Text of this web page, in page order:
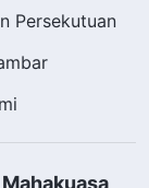
Persekutuan